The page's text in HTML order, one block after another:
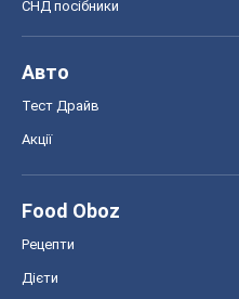
СНД посібники
Авто
Тест Драйв
Акції
Food Oboz
Рецепти
Дієти